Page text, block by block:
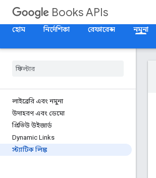
Books APIs
হোম
নির্দেশিকা রেফারেন্স নমুনা
লাইব্রেরি এবং নমুনা
উদাহরণ এবং ডেমো
প্রিভিউ উইজার্ড
Dynamic Links
স্ট্যাটিক লিঙ্ক